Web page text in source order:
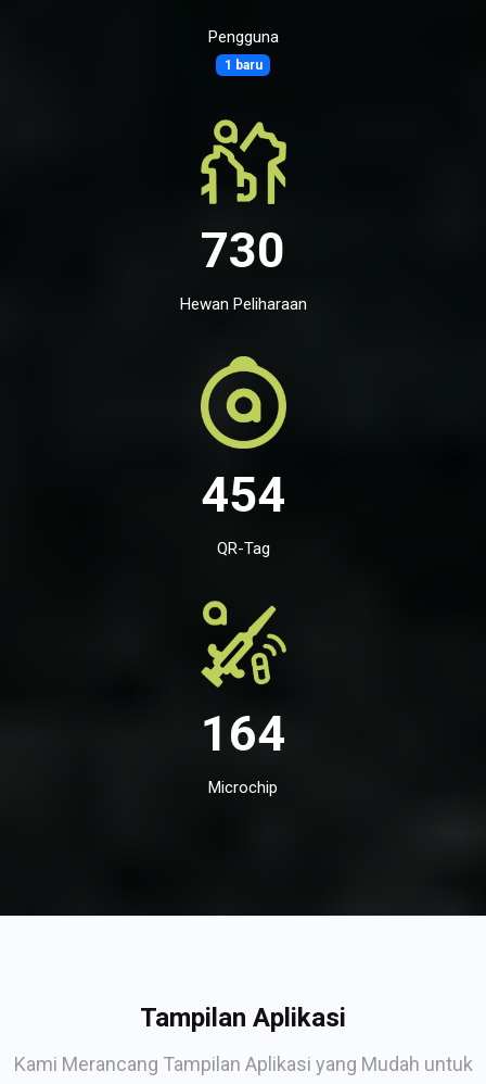
Pengguna
1 baru
730
Hewan Peliharaan
454
QR-Tag
164
Microchip
Tampilan Aplikasi
Kami Merancang Tampilan Aplikasi yang Mudah untuk